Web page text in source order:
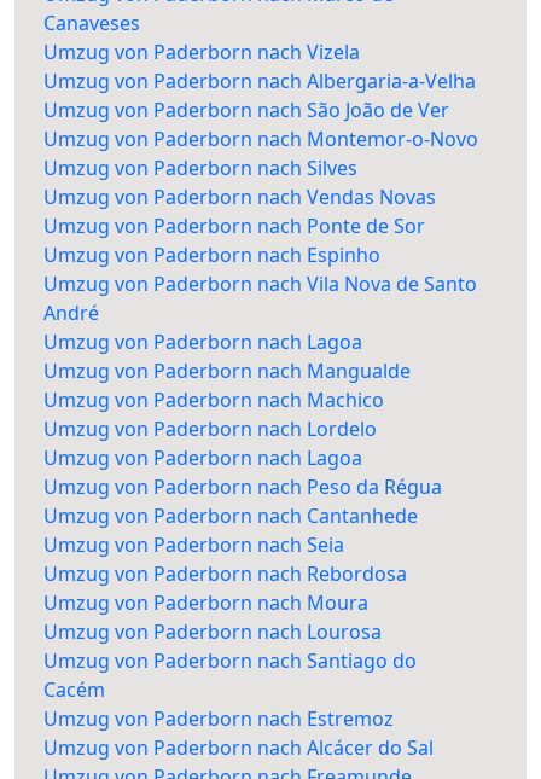
Canaveses
Umzug von Paderborn nach Vizela
Umzug von Paderborn nach Albergaria-a-Velha
Umzug von Paderborn nach São João de Ver
Umzug von Paderborn nach Montemor-o-Novo
Umzug von Paderborn nach Silves
Umzug von Paderborn nach Vendas Novas
Umzug von Paderborn nach Ponte de Sor
Umzug von Paderborn nach Espinho
Umzug von Paderborn nach Vila Nova de Santo
André
Umzug von Paderborn nach Lagoa
Umzug von Paderborn nach Mangualde
Umzug von Paderborn nach Machico
Umzug von Paderborn nach Lordelo
Umzug von Paderborn nach Lagoa
Umzug von Paderborn nach Peso da Régua
Umzug von Paderborn nach Cantanhede
Umzug von Paderborn nach Seia
Umzug von Paderborn nach Rebordosa
Umzug von Paderborn nach Moura
Umzug von Paderborn nach Lourosa
Umzug von Paderborn nach Santiago do
Cacém
Umzug von Paderborn nach Estremoz
Umzug von Paderborn nach Alcácer do Sal